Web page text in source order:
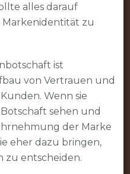
alles darauf
Markenidentität zu
ist
von Vertrauen und
Wenn sie
sehen und
der Marke
eher dazu bringen,
zu entscheiden.